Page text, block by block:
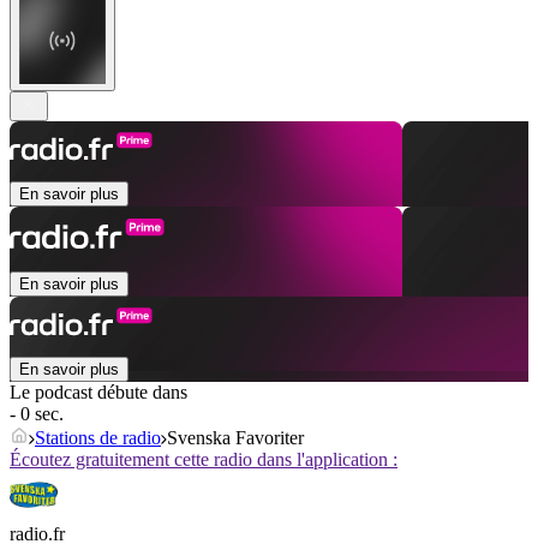
En savoir plus
En savoir plus
En savoir plus
Le podcast débute dans
- 0 sec.
Stations de radio Svenska Favoriter
Écoutez gratuitement cette radio dans l'application :
radio.fr